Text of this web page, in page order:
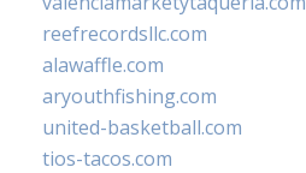
reefrecordsllc.com
alawaffle.com
aryouthfishing.com
united-basketball.com
tios-tacos.com